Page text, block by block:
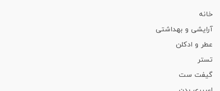
خانه
آرایشی و بهداشتی
عطر و ادکلن
تستر
گیفت ست